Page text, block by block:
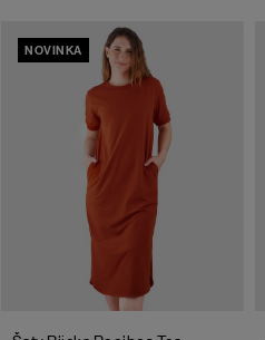
NOVINKA